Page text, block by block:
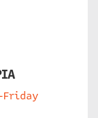
Friday